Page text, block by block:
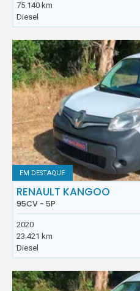
75.140 km
Diesel
EM DESTAQUE
RENAULT KANGOO
95CV - 5P
2020
23.421 km
Diesel